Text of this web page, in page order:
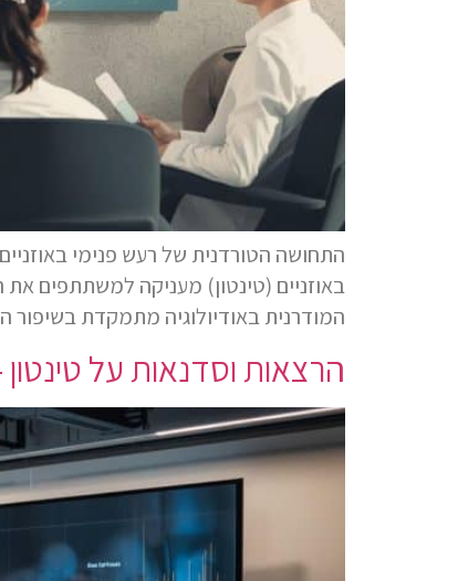
התחושה הטורדנית של רעש פנימי
באוזניים (טינטון) מעניקה למשתתפים את
המודרנית באודיולוגיה מתמקדת
הרצאות וסדנאות על טינטון